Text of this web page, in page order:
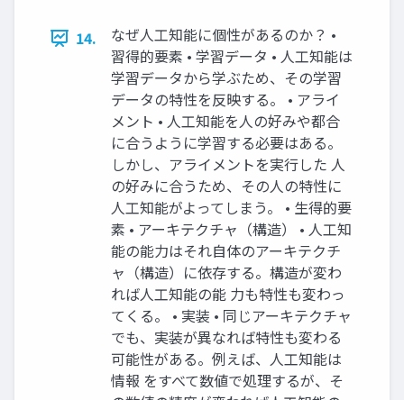
14.
なぜ人工知能に個性があるのか？ •
習得的要素 • 学習データ • 人工知能は
学習データから学ぶため、その学習
データの特性を反映する。 • アライ
メント • 人工知能を人の好みや都合
に合うように学習する必要はある。
しかし、アライメントを実行した 人
の好みに合うため、その人の特性に
人工知能がよってしまう。 • 生得的要
素 • アーキテクチャ（構造） • 人工知
能の能力はそれ自体のアーキテクチ
ャ（構造）に依存する。構造が変わ
れば人工知能の能 力も特性も変わっ
てくる。 • 実装 • 同じアーキテクチャ
でも、実装が異なれば特性も変わる
可能性がある。例えば、人工知能は
情報 をすべて数値で処理するが、そ